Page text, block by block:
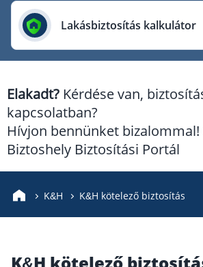
Genertel Biztosító
Groupama Biztosító
KÖBE Biztosító
Mondial Assistance
Posta Biztosító
Signal Biztosító
Union Biztosító
Vienna Life Biztosító
Lakásbiztosítás kalkulátor
Elakadt? Kérdése van,
kapcsolatban?
Hívjon bennünket bizalommal!
Biztoshely Biztosítási Portál
K&H K&H kötelező biztosítás